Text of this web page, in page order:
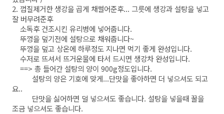
2. 껍질제거한 생강을 곱게 채썰어준후... 그릇에 생강과 설탕을 넣고
잘 버무려준후
소독후 건조시킨 유리병에 넣어줍니다.
뚜껑을 덮기전에 설탕으로 채워줍니다~
뚜껑을 덮고 상온에 하루정도 지나면 먹기 좋게 완성입니다.
수저로 뜨셔서 뜨거운물에 타서 드시면 생강차 완성입니다.
==> 총 들어간 설탕의 양이 900g정도입니다.
설탕의 양은 기호에 맞게...단맛을 좋아하면 더 넣으셔도 되고
요..
단맛을 싫어하면 덜 넣으셔도 좋습니다. 설탕을 넣을때 꿀을
조금 넣으셔도 좋습니다.